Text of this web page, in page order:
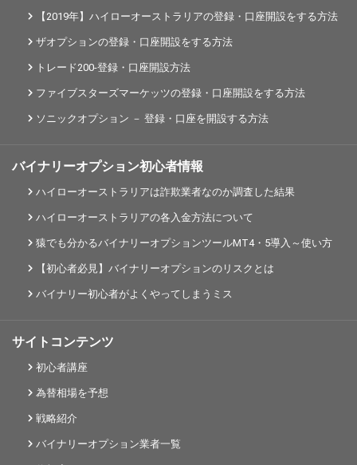
【2019年】ハイローオーストラリアの登録・口座開設をする方法
ザオプションの登録・口座開設をする方法
トレード200-登録・口座開設方法
ファイブスターズマーケッツの登録・口座開設をする方法
ソニックオプション － 登録・口座を開設する方法
バイナリーオプション初心者情報
ハイローオーストラリアは詐欺業者なのか調査した結果
ハイローオーストラリアの各入金方法について
猿でも分かるバイナリーオプションツールMT4・5導入～使い方
【初心者必見】バイナリーオプションのリスクとは
バイナリー初心者がよくやってしまうミス
サイトコンテンツ
初心者講座
為替相場を予想
戦略紹介
バイナリーオプション業者一覧